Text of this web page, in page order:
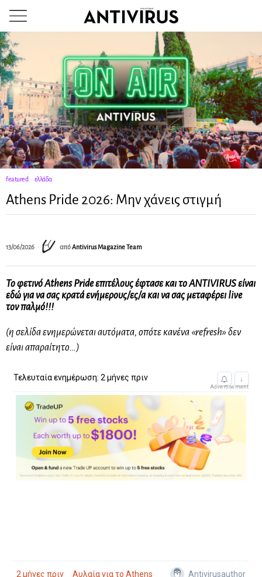
featured · ελλάδα
Athens Pride 2026: Μην χάνεις στιγμή
13/06/2026 απόAntivirus Magazine Team
Το φετινό Athens Pride επιτέλους έφτασε και το ANTIVIRUS είναι
εδώ για να σας κρατά ενήμερους/ες/α και να σας μεταφέρει live
τον παλμό!!!
(η σελίδα ενημερώνεται αυτόματα, οπότε κανένα «refresh» δεν
είναι απαραίτητο…)